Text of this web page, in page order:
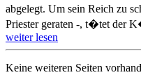
abgelegt. Um sein Reich zu
Priester geraten -, t�tet der
weiter lesen
Keine weiteren Seiten